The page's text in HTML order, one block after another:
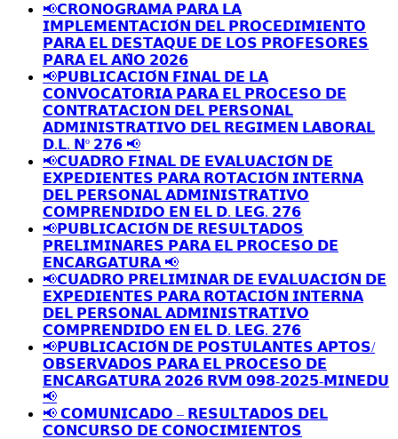
📢𝗖𝗥𝗢𝗡𝗢𝗚𝗥𝗔𝗠𝗔 𝗣𝗔𝗥𝗔 𝗟𝗔
𝗜𝗠𝗣𝗟𝗘𝗠𝗘𝗡𝗧𝗔𝗖𝗜𝗢́𝗡 𝗗𝗘𝗟 𝗣𝗥𝗢𝗖𝗘𝗗𝗜𝗠𝗜𝗘𝗡𝗧𝗢
𝗣𝗔𝗥𝗔 𝗘𝗟 𝗗𝗘𝗦𝗧𝗔𝗤𝗨𝗘 𝗗𝗘 𝗟𝗢𝗦 𝗣𝗥𝗢𝗙𝗘𝗦𝗢𝗥𝗘𝗦
𝗣𝗔𝗥𝗔 𝗘𝗟 𝗔𝗡̃𝗢 𝟮𝟬𝟮𝟲
📢𝗣𝗨𝗕𝗟𝗜𝗖𝗔𝗖𝗜𝗢́𝗡 𝗙𝗜𝗡𝗔𝗟 𝗗𝗘 𝗟𝗔
𝗖𝗢𝗡𝗩𝗢𝗖𝗔𝗧𝗢𝗥𝗜𝗔 𝗣𝗔𝗥𝗔 𝗘𝗟 𝗣𝗥𝗢𝗖𝗘𝗦𝗢 𝗗𝗘
𝗖𝗢𝗡𝗧𝗥𝗔𝗧𝗔𝗖𝗜𝗢𝗡 𝗗𝗘𝗟 𝗣𝗘𝗥𝗦𝗢𝗡𝗔𝗟
𝗔𝗗𝗠𝗜𝗡𝗜𝗦𝗧𝗥𝗔𝗧𝗜𝗩𝗢 𝗗𝗘𝗟 𝗥𝗘𝗚𝗜𝗠𝗘𝗡 𝗟𝗔𝗕𝗢𝗥𝗔𝗟
𝗗.𝗟. 𝗡º 𝟮𝟳𝟲 📢
📢𝗖𝗨𝗔𝗗𝗥𝗢 𝗙𝗜𝗡𝗔𝗟 𝗗𝗘 𝗘𝗩𝗔𝗟𝗨𝗔𝗖𝗜𝗢́𝗡 𝗗𝗘
𝗘𝗫𝗣𝗘𝗗𝗜𝗘𝗡𝗧𝗘𝗦 𝗣𝗔𝗥𝗔 𝗥𝗢𝗧𝗔𝗖𝗜𝗢́𝗡 𝗜𝗡𝗧𝗘𝗥𝗡𝗔
𝗗𝗘𝗟 𝗣𝗘𝗥𝗦𝗢𝗡𝗔𝗟 𝗔𝗗𝗠𝗜𝗡𝗜𝗦𝗧𝗥𝗔𝗧𝗜𝗩𝗢
𝗖𝗢𝗠𝗣𝗥𝗘𝗡𝗗𝗜𝗗𝗢 𝗘𝗡 𝗘𝗟 𝗗. 𝗟𝗘𝗚. 𝟮𝟳𝟲
📢𝗣𝗨𝗕𝗟𝗜𝗖𝗔𝗖𝗜𝗢́𝗡 𝗗𝗘 𝗥𝗘𝗦𝗨𝗟𝗧𝗔𝗗𝗢𝗦
𝗣𝗥𝗘𝗟𝗜𝗠𝗜𝗡𝗔𝗥𝗘𝗦 𝗣𝗔𝗥𝗔 𝗘𝗟 𝗣𝗥𝗢𝗖𝗘𝗦𝗢 𝗗𝗘
𝗘𝗡𝗖𝗔𝗥𝗚𝗔𝗧𝗨𝗥𝗔 📢
📢𝗖𝗨𝗔𝗗𝗥𝗢 𝗣𝗥𝗘𝗟𝗜𝗠𝗜𝗡𝗔𝗥 𝗗𝗘 𝗘𝗩𝗔𝗟𝗨𝗔𝗖𝗜𝗢́𝗡 𝗗𝗘
𝗘𝗫𝗣𝗘𝗗𝗜𝗘𝗡𝗧𝗘𝗦 𝗣𝗔𝗥𝗔 𝗥𝗢𝗧𝗔𝗖𝗜𝗢́𝗡 𝗜𝗡𝗧𝗘𝗥𝗡𝗔
𝗗𝗘𝗟 𝗣𝗘𝗥𝗦𝗢𝗡𝗔𝗟 𝗔𝗗𝗠𝗜𝗡𝗜𝗦𝗧𝗥𝗔𝗧𝗜𝗩𝗢
𝗖𝗢𝗠𝗣𝗥𝗘𝗡𝗗𝗜𝗗𝗢 𝗘𝗡 𝗘𝗟 𝗗. 𝗟𝗘𝗚. 𝟮𝟳𝟲
📢𝗣𝗨𝗕𝗟𝗜𝗖𝗔𝗖𝗜𝗢́𝗡 𝗗𝗘 𝗣𝗢𝗦𝗧𝗨𝗟𝗔𝗡𝗧𝗘𝗦 𝗔𝗣𝗧𝗢𝗦/
𝗢𝗕𝗦𝗘𝗥𝗩𝗔𝗗𝗢𝗦 𝗣𝗔𝗥𝗔 𝗘𝗟 𝗣𝗥𝗢𝗖𝗘𝗦𝗢 𝗗𝗘
𝗘𝗡𝗖𝗔𝗥𝗚𝗔𝗧𝗨𝗥𝗔 𝟮𝟬𝟮𝟲 𝗥𝗩𝗠 𝟬𝟵𝟴-𝟮𝟬𝟮𝟱-𝗠𝗜𝗡𝗘𝗗𝗨
📢
📢 𝗖𝗢𝗠𝗨𝗡𝗜𝗖𝗔𝗗𝗢 – 𝗥𝗘𝗦𝗨𝗟𝗧𝗔𝗗𝗢𝗦 𝗗𝗘𝗟
𝗖𝗢𝗡𝗖𝗨𝗥𝗦𝗢 𝗗𝗘 𝗖𝗢𝗡𝗢𝗖𝗜𝗠𝗜𝗘𝗡𝗧𝗢𝗦